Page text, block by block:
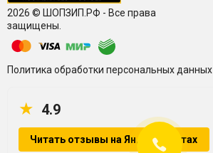
2026 © ШОПЗИП.РФ - Все права
защищены.
Политика обработки персональных данных
★ 4.9
Читать отзывы на Яндекс.Картах